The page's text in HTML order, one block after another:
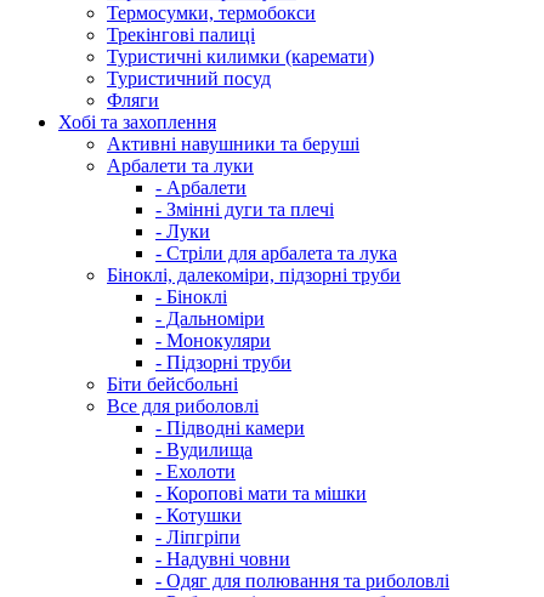
Термосумки, термобокси
Трекінгові палиці
Туристичні килимки (каремати)
Туристичний посуд
Фляги
Хобі та захоплення
Активні навушники та беруші
Арбалети та луки
- Арбалети
- Змінні дуги та плечі
- Луки
- Стріли для арбалета та лука
Біноклі, далекоміри, підзорні труби
- Біноклі
- Дальноміри
- Монокуляри
- Підзорні труби
Біти бейсбольні
Все для риболовлі
- Підводні камери
- Вудилища
- Ехолоти
- Коропові мати та мішки
- Котушки
- Ліпгріпи
- Надувні човни
- Одяг для полювання та риболовлі